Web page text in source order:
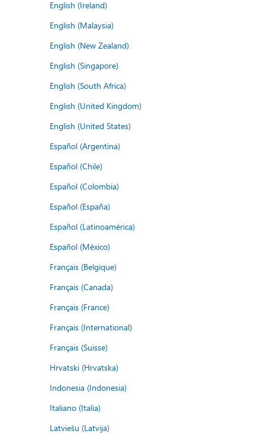
English (Ireland)
English (Malaysia)
English (New Zealand)
English (Singapore)
English (South Africa)
English (United Kingdom)
English (United States)
Español (Argentina)
Español (Chile)
Español (Colombia)
Español (España)
Español (Latinoamérica)
Español (México)
Français (Belgique)
Français (Canada)
Français (France)
Français (International)
Français (Suisse)
Hrvatski (Hrvatska)
Indonesia (Indonesia)
Italiano (Italia)
Latviešu (Latvija)